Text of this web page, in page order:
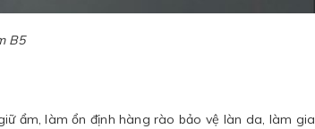
B5
ẩm, làm ổn định hàng rào bảo vệ làn da, làm gia